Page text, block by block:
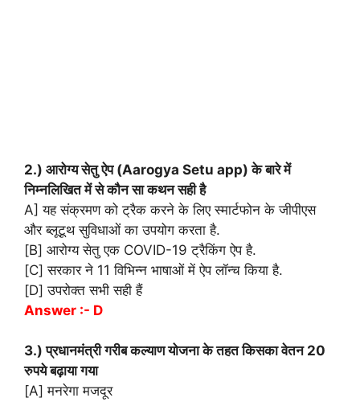
2.) आरोग्य सेतु ऐप (Aarogya Setu app) के बारे में
निम्नलिखित में से कौन सा कथन सही है
A] यह संक्रमण को ट्रैक करने के लिए स्मार्टफोन के जीपीएस
और ब्लूटूथ सुविधाओं का उपयोग करता है.
[B] आरोग्य सेतु एक COVID-19 ट्रैकिंग ऐप है.
[C] सरकार ने 11 विभिन्न भाषाओं में ऐप लॉन्च किया है.
[D] उपरोक्त सभी सही हैं
Answer :- D
3.) प्रधानमंत्री गरीब कल्याण योजना के तहत किसका वेतन 20
रुपये बढ़ाया गया
[A] मनरेगा मजदूर